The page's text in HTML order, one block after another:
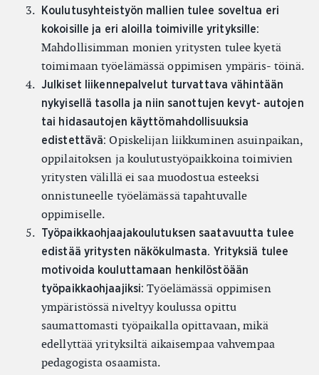
Koulutusyhteistyön mallien tulee soveltua eri
kokoisille ja eri aloilla toimiville yrityksille:
Mahdollisimman monien yritysten tulee kyetä
toimimaan työelämässä oppimisen ympäris- töinä.
Julkiset liikennepalvelut turvattava vähintään
nykyisellä tasolla ja niin sanottujen kevyt- autojen
tai hidasautojen käyttömahdollisuuksia
edistettävä: Opiskelijan liikkuminen asuinpaikan,
oppilaitoksen ja koulutustyöpaikkoina toimivien
yritysten välillä ei saa muodostua esteeksi
onnistuneelle työelämässä tapahtuvalle
oppimiselle.
Työpaikkaohjaajakoulutuksen saatavuutta tulee
edistää yritysten näkökulmasta. Yrityksiä tulee
motivoida kouluttamaan henkilöstöään
työpaikkaohjaajiksi:Työelämässä oppimisen
ympäristössä niveltyy koulussa opittu
saumattomasti työpaikalla opittavaan, mikä
edellyttää yrityksiltä aikaisempaa vahvempaa
pedagogista osaamista.